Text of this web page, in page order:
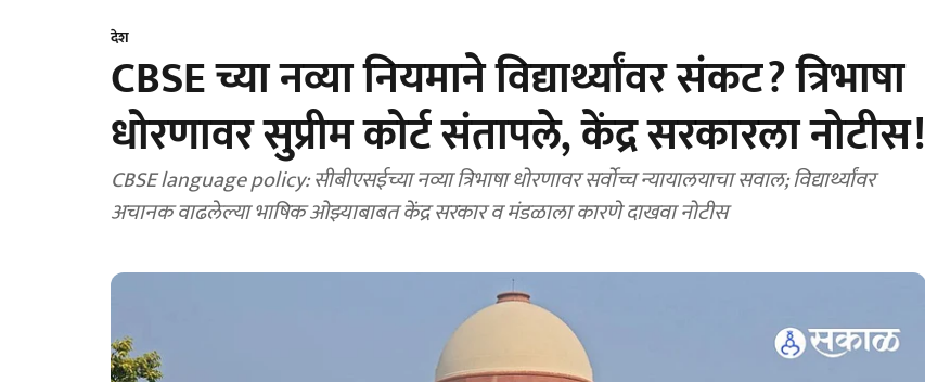
देश
CBSE च्या नव्या नियमाने विद्यार्थ्यांवर संकट? त्रिभाषा
धोरणावर सुप्रीम कोर्ट संतापले, केंद्र सरकारला नोटीस!
CBSE language policy: सीबीएसईच्या नव्या त्रिभाषा धोरणावर सर्वोच्च न्यायालयाचा सवाल; विद्यार्थ्यांवर
अचानक वाढलेल्या भाषिक ओझ्याबाबत केंद्र सरकार व मंडळाला कारणे दाखवा नोटीस